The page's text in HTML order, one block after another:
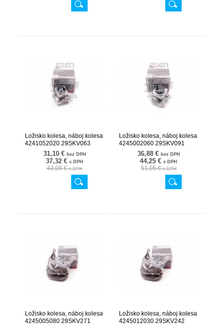
Ložisko kolesa, náboj kolesa
4241052020 29SKV063
31,10 € bez DPH
37,32 € s DPH
43,06 €s DPH
Ložisko kolesa, náboj kolesa
4245002060 29SKV091
36,88 € bez DPH
44,25 € s DPH
51,05 €s DPH
Ložisko kolesa, náboj kolesa
4245005080 29SKV271
Ložisko kolesa, náboj kolesa
4245012030 29SKV242